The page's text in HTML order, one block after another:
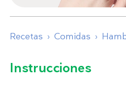
Recetas Comidas
Instrucciones